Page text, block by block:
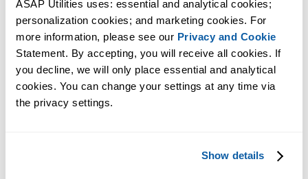
ASAP Utilities uses: essential and analytical cookies;
personalization cookies; and marketing cookies. For
more information, please see our Privacy and Cookie
Statement. By accepting, you will receive all cookies. If
you decline, we will only place essential and analytical
cookies. You can change your settings at any time via
the privacy settings.
Show details